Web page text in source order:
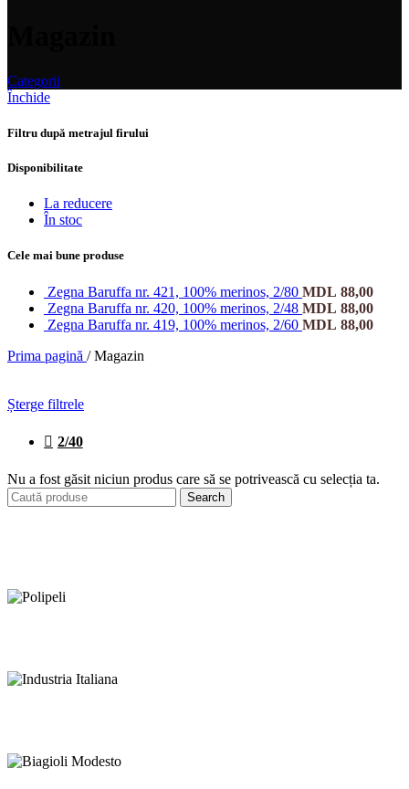
Categorii
Închide
Filtru după metrajul firului
Disponibilitate
La reducere
În stoc
Cele mai bune produse
Zegna Baruffa nr. 421, 100% merinos, 2/80 MDL 88,00
Zegna Baruffa nr. 420, 100% merinos, 2/48 MDL 88,00
Zegna Baruffa nr. 419, 100% merinos, 2/60 MDL 88,00
Prima pagină / Magazin
Șterge filtrele
2/40
Nu a fost găsit niciun produs care să se potrivească cu selecția ta.
Search